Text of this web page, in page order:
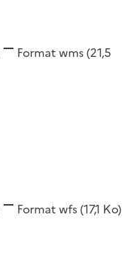
Format wms(21,5
Format wfs(17,1 Ko)